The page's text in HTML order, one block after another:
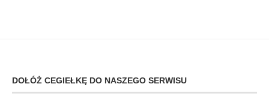
DOŁÓŻ CEGIEŁKĘ DO NASZEGO SERWISU